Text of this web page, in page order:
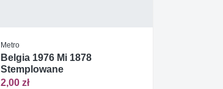
Metro
Belgia 1976 Mi 1878
Stemplowane
2,00 zł